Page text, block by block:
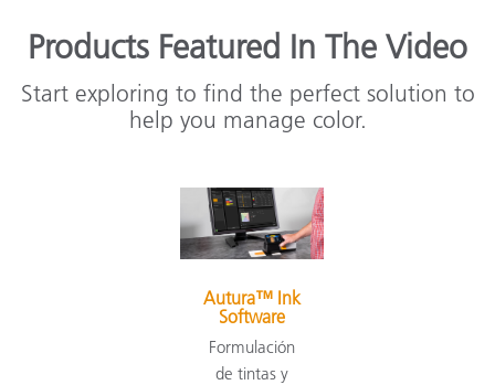
Products Featured In The Video
Start exploring to find the perfect solution to
help you manage color.
Autura™ Ink
Software
Formulación
de tintas y